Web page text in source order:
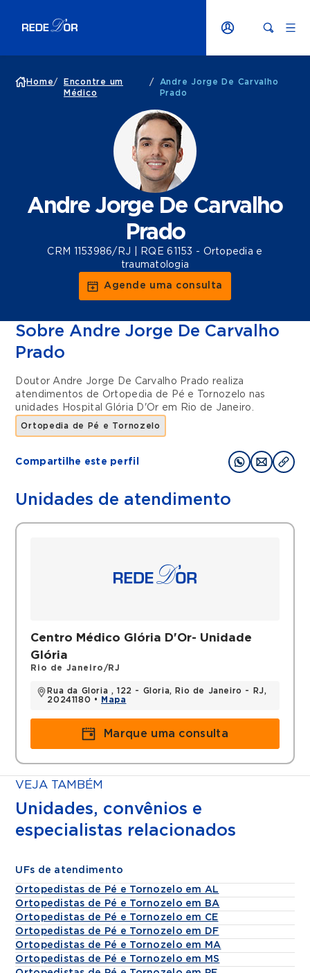
Home/
Encontre um
Médico
/
Andre Jorge De Carvalho
Prado
Andre Jorge De Carvalho
Prado
CRM 1153986/RJ | RQE 61153 - Ortopedia e
traumatologia
Agende uma consulta
Sobre Andre Jorge De Carvalho
Prado
Doutor Andre Jorge De Carvalho Prado realiza
atendimentos de Ortopedia de Pé e Tornozelo nas
unidades
Hospital Glória D'Or em Rio de Janeiro.
Ortopedia de Pé e Tornozelo
Compartilhe este perfil
Unidades de atendimento
Centro Médico Glória D'Or- Unidade
Glória
Rio de Janeiro/RJ
Rua da Gloria , 122 - Gloria, Rio de Janeiro - RJ,
20241180 •
Mapa
Marque uma consulta
VEJA TAMBÉM
Unidades, convênios e
especialistas relacionados
UFs de atendimento
Ortopedistas de Pé e Tornozelo em AL
Ortopedistas de Pé e Tornozelo em BA
Ortopedistas de Pé e Tornozelo em CE
Ortopedistas de Pé e Tornozelo em DF
Ortopedistas de Pé e Tornozelo em MA
Ortopedistas de Pé e Tornozelo em MS